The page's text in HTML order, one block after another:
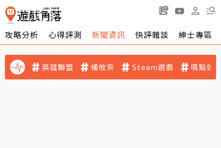
攻略分析 心得評測 新聞資訊 快評雜談 紳士專區
英雄聯盟 橘攸奈 Steam遊戲 吸點迷